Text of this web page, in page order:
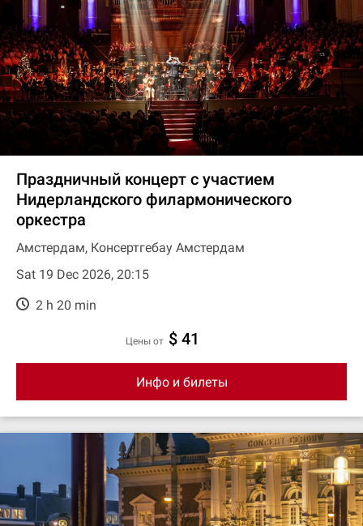
Праздничный концерт с участием
Нидерландского филармонического
оркестра
Амстердам, Консертгебау Амстердам
Sat 19 Dec 2026, 20:15
2 h 20 min
цены от $ 41
Инфо и билеты